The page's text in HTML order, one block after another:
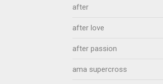
after
after love
after passion
ama supercross